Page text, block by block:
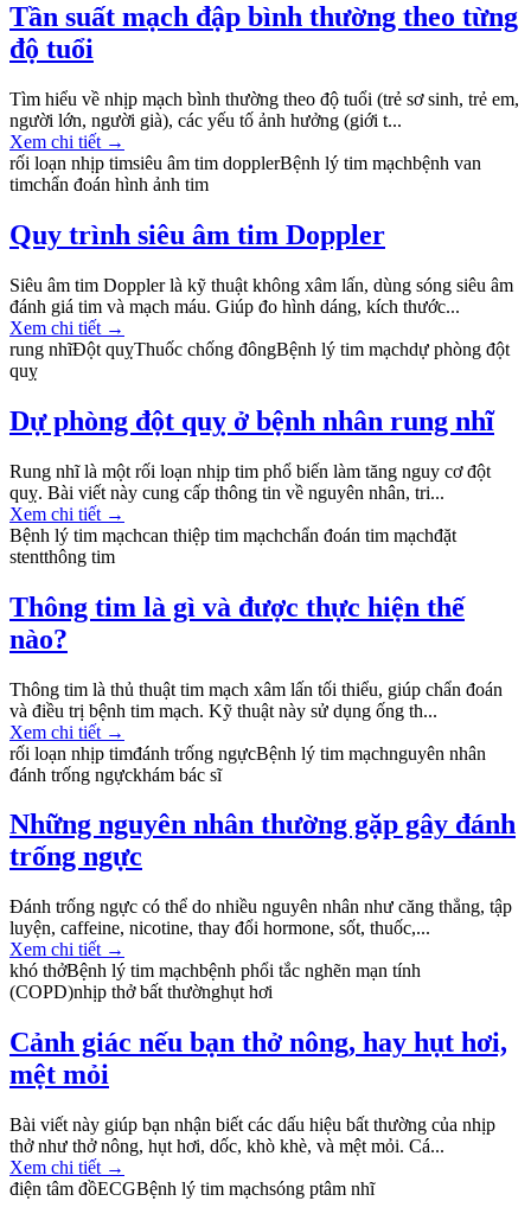
Tần suất mạch đập bình thường theo từng
độ tuổi
Tìm hiểu về nhịp mạch bình thường theo độ tuổi (trẻ sơ sinh, trẻ em,
người lớn, người già), các yếu tố ảnh hưởng (giới t...
Xem chi tiết →
rối loạn nhịp timsiêu âm tim dopplerBệnh lý tim mạchbệnh van
timchẩn đoán hình ảnh tim
Quy trình siêu âm tim Doppler
Siêu âm tim Doppler là kỹ thuật không xâm lấn, dùng sóng siêu âm
đánh giá tim và mạch máu. Giúp đo hình dáng, kích thước...
Xem chi tiết →
rung nhĩĐột quỵThuốc chống đôngBệnh lý tim mạchdự phòng đột
quỵ
Dự phòng đột quỵ ở bệnh nhân rung nhĩ
Rung nhĩ là một rối loạn nhịp tim phổ biến làm tăng nguy cơ đột
quỵ. Bài viết này cung cấp thông tin về nguyên nhân, tri...
Xem chi tiết →
Bệnh lý tim mạchcan thiệp tim mạchchẩn đoán tim mạchđặt
stentthông tim
Thông tim là gì và được thực hiện thế
nào?
Thông tim là thủ thuật tim mạch xâm lấn tối thiểu, giúp chẩn đoán
và điều trị bệnh tim mạch. Kỹ thuật này sử dụng ống th...
Xem chi tiết →
rối loạn nhịp timđánh trống ngựcBệnh lý tim mạchnguyên nhân
đánh trống ngựckhám bác sĩ
Những nguyên nhân thường gặp gây đánh
trống ngực
Đánh trống ngực có thể do nhiều nguyên nhân như căng thẳng, tập
luyện, caffeine, nicotine, thay đổi hormone, sốt, thuốc,...
Xem chi tiết →
khó thởBệnh lý tim mạchbệnh phổi tắc nghẽn mạn tính
(COPD)nhịp thở bất thườnghụt hơi
Cảnh giác nếu bạn thở nông, hay hụt hơi,
mệt mỏi
Bài viết này giúp bạn nhận biết các dấu hiệu bất thường của nhịp
thở như thở nông, hụt hơi, dốc, khò khè, và mệt mỏi. Cá...
Xem chi tiết →
điện tâm đồECGBệnh lý tim mạchsóng ptâm nhĩ